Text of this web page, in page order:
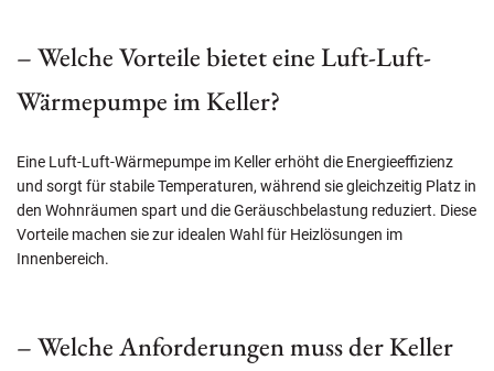
– Welche Vorteile bietet eine Luft-Luft-
Wärmepumpe im Keller?
Eine Luft-Luft-Wärmepumpe im Keller erhöht die Energieeffizienz
und sorgt für stabile Temperaturen, während sie gleichzeitig Platz in
den Wohnräumen spart und die Geräuschbelastung reduziert. Diese
Vorteile machen sie zur idealen Wahl für Heizlösungen im
Innenbereich.
– Welche Anforderungen muss der Keller